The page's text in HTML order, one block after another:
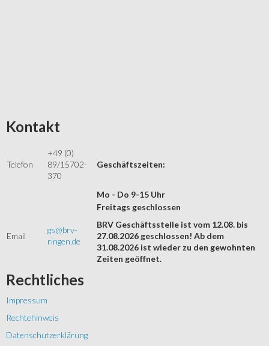
Kontakt
Telefon
+49 (0)
89/15702-
370
Geschäftszeiten:
Mo - Do 9-15 Uhr
Email
gs@brv-
ringen.de
Freitags geschlossen
BRV Geschäftsstelle ist vom 12.08. bis
27.08.2026 geschlossen! Ab dem
31.08.2026 ist wieder zu den gewohnten
Zeiten geöffnet.
Rechtliches
Impressum
Rechtehinweis
Datenschutzerklärung